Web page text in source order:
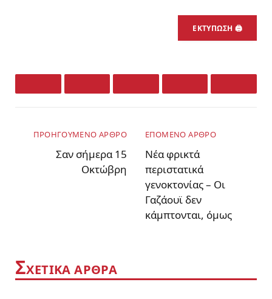
ΕΚΤΎΠΩΣΗ 🖨
FacebookTwitter LinkedIn Email
ΠΡΟΗΓΟΎΜΕΝΟ ΆΡΘΡΟ
Σαν σήμερα 15
Οκτώβρη
ΕΠΌΜΕΝΟ ΆΡΘΡΟ
Νέα φρικτά
περιστατικά
γενοκτονίας – Οι
Γαζάουϊ δεν
κάμπτονται, όμως
ΣΧΕΤΙΚΆ ΑΡΘΡΑ